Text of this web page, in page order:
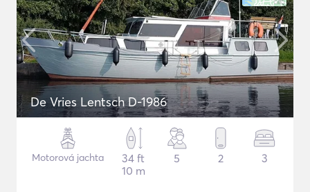
De Vries Lentsch D-1986
Motorová jachta
34 ft
10 m
5 2 3